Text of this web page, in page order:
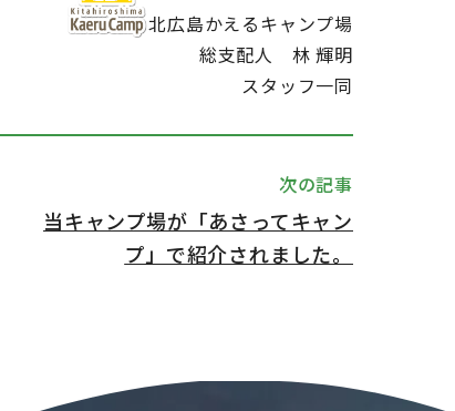
北広島かえるキャンプ場
総支配人 林 輝明
スタッフ一同
次の記事
当キャンプ場が「あさってキャン
プ」で紹介されました。